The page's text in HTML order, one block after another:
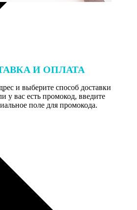
И ОПЛАТА
и выберите способ доставки
у вас есть промокод, введите
поле для промокода.